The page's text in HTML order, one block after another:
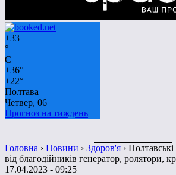
+33
°
C
+36°
+22°
Полтава
Четвер, 06
Прогноз на тиждень
Головна › Новини › Здоров'я ›
від благодійників генератор, ролятори,
17.04.2023 - 09:25